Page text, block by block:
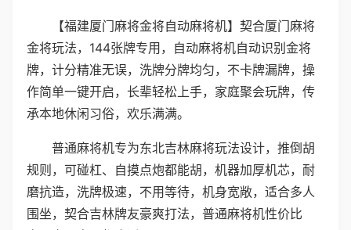
【福建厦门麻将金将自动麻将机】契合厦门麻将
金将玩法，144张牌专用，自动麻将机自动识别金将
牌，计分精准无误，洗牌分牌均匀，不卡牌漏牌，操
作简单一键开启，长辈轻松上手，家庭聚会玩牌，传
承本地休闲习俗，欢乐满满。
普通麻将机专为东北吉林麻将玩法设计，推倒胡
规则，可碰杠、自摸点炮都能胡，机器加厚机芯，耐
磨抗造，洗牌极速，不用等待，机身宽敞，适合多人
围坐，契合吉林牌友豪爽打法，普通麻将机性价比